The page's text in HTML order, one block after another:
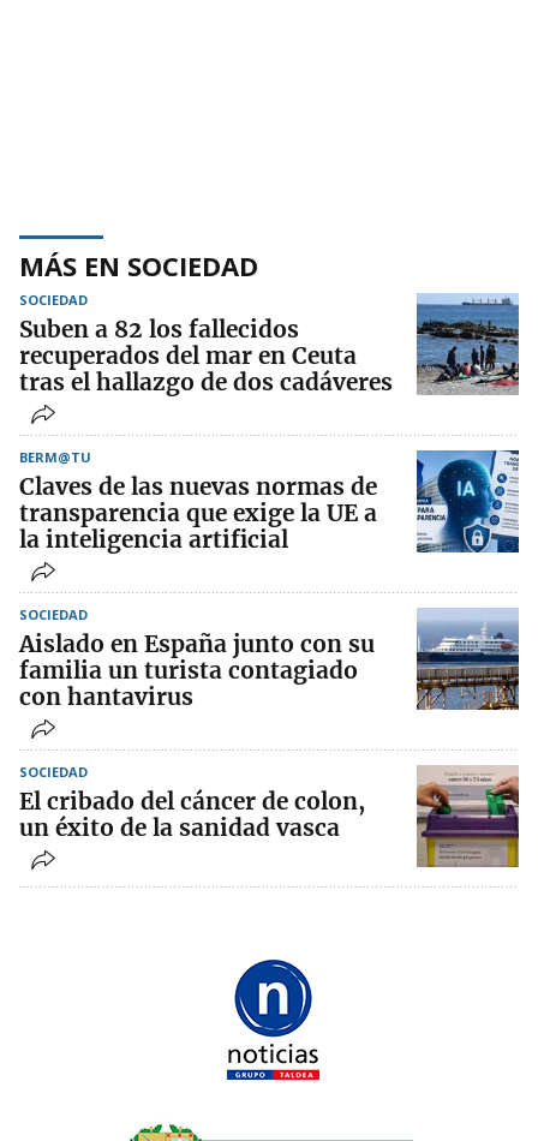
MÁS EN SOCIEDAD
SOCIEDAD
Suben a 82 los fallecidos
recuperados del mar en Ceuta
tras el hallazgo de dos cadáveres
BERM@TU
Claves de las nuevas normas de
transparencia que exige la UE a
la inteligencia artificial
SOCIEDAD
Aislado en España junto con su
familia un turista contagiado
con hantavirus
SOCIEDAD
El cribado del cáncer de colon,
un éxito de la sanidad vasca